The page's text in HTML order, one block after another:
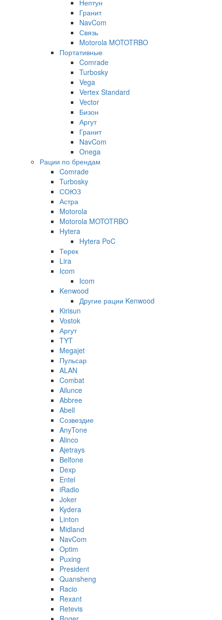
Нептун
Гранит
NavCom
Связь
Motorola MOTOTRBO
Портативные
Comrade
Turbosky
Vega
Vertex Standard
Vector
Бизон
Аргут
Гранит
NavCom
Onega
Рации по брендам
Comrade
Turbosky
СОЮЗ
Астра
Motorola
Motorola MOTOTRBO
Hytera
Hytera PoC
Терек
Lira
Icom
Icom
Kenwood
Другие рации Kenwood
Kirisun
Vostok
Аргут
TYT
Megajet
Пульсар
ALAN
Combat
Ailunce
Abbree
Abell
Созвездие
AnyTone
Alinco
Ajetrays
Belfone
Dexp
Entel
iRadio
Joker
Kydera
Linton
Midland
NavCom
Optim
Puxing
President
Quansheng
Racio
Rexant
Retevis